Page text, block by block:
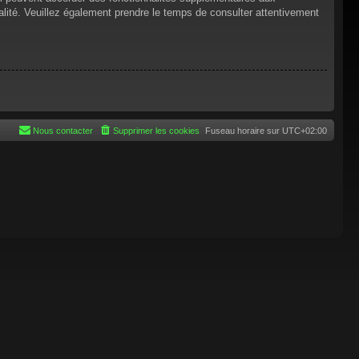
Veuillez également prendre le temps de consulter attentivement
Fuseau horaire sur UTC+02:00
Supprimer les cookies
Nous contacter